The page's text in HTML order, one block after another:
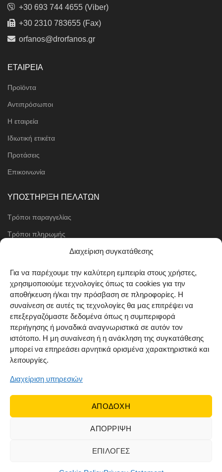
Διαχείριση συγκατάθεσης
Για να παρέχουμε την καλύτερη εμπειρία στους χρήστες,
χρησιμοποιούμε τεχνολογίες όπως τα cookies για την
αποθήκευση ή/και την πρόσβαση σε πληροφορίες. Η
συναίνεση σε αυτές τις τεχνολογίες θα μας επιτρέψει να
επεξεργαζόμαστε δεδομένα όπως η συμπεριφορά
περιήγησης ή μοναδικά αναγνωριστικά σε αυτόν τον
ιστότοπο. Η μη συναίνεση ή η ανάκληση της συγκατάθεσης
μπορεί να επηρεάσει αρνητικά ορισμένα χαρακτηριστικά και
λειτουργίες.
Διαχείριση υπηρεσιών
ΑΠΟΔΟΧΗ
ΑΠΟΡΡΙΨΗ
ΕΠΙΛΟΓΕΣ
+30 693 744 4655 (Viber)
+30 2310 783655 (Fax)
orfanos@drorfanos.gr
ΕΤΑΙΡΕΙΑ
Προϊόντα
Αντιπρόσωποι
Η εταιρεία
Ιδιωτική ετικέτα
Προτάσεις
Επικοινωνία
ΥΠΟΣΤΗΡΙΞΗ ΠΕΛΑΤΩΝ
Τρόποι παραγγελίας
Τρόποι πληρωμής
Μέθοδοι αποστολής
Όροι χρήσης
Cookie Policy (EU)
ΑΚΟΛΟΥΘΗΣΤΕ ΜΑΣ
Web development